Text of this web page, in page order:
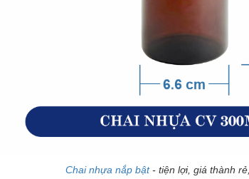
Chai nhựa nắp bật- tiện lợi, giá thành